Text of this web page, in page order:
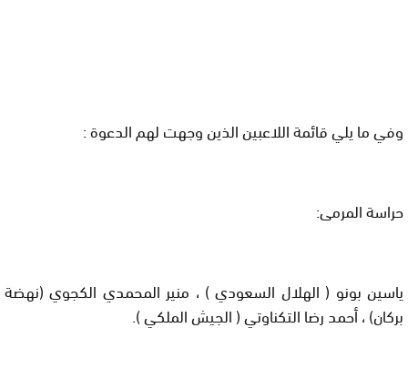
وفي ما يلي قائمة اللاعبين الذين وجهت لهم الدعوة :
حراسة المرمى:
ياسين بونو ( الهلال السعودي ) ، منير المحمدي الكجوي (نهضة
بركان) ، أحمد رضا التكناوتي ( الجيش الملكي ).